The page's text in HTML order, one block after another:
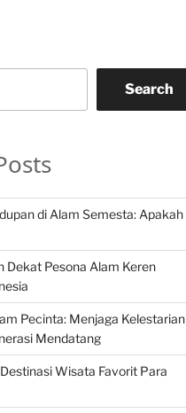
Search
di Alam Semesta: Apakah
Dekat Pesona Alam Keren
Pecinta: Menjaga Kelestarian
Mendatang
Wisata Favorit Para